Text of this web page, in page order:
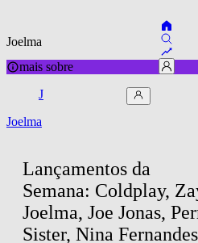
Joelma
mais sobre
J
Joelma
Lançamentos da
Semana: Coldplay,
Joelma, Joe Jonas,
Sister, Nina